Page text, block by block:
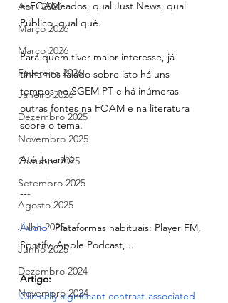
Abril 2026
Março 2026
Março 2026
Fevereiro 2026
Janeiro 2026
Dezembro 2025
Novembro 2025
Outubro 2025
Setembro 2025
Agosto 2025
Julho 2025
Junho 2025
Dezembro 2024
Novembro 2024
esFOAMeados, qual Just News, qual
Público, qual quê.
Para quem tiver maior interesse, já
tínhamos falado sobre isto há uns
tempos no SGEM PT e há inúmeras
outras fontes na FOAM e na literatura
sobre o tema.
Até amanhã
---
Áudio | Plataformas habituais: Player FM,
Spotify, Apple Podcast, ...
Artigo:
Clinically significant contrast-associated